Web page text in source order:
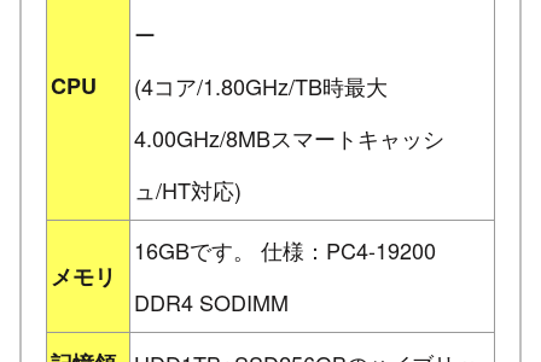
CPU
ー
(4コア/1.80GHz/TB時最大
4.00GHz/8MBスマートキャッシ
ュ/HT対応)
メモリ
16GBです。 仕様：PC4-19200
DDR4 SODIMM